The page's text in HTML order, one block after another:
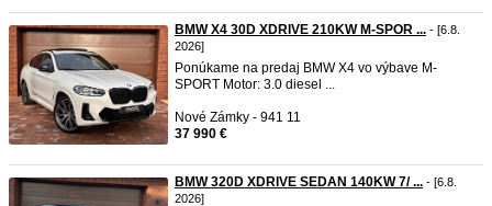
BMW X4 30D XDRIVE 210KW M-SPOR ... - [6.8.
2026]
Ponúkame na predaj BMW X4 vo výbave M-
SPORT Motor: 3.0 diesel ...
Nové Zámky - 941 11
37 990 €
BMW 320D XDRIVE SEDAN 140KW 7/ ... - [6.8.
2026]